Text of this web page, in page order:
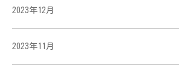
2023年12月
2023年11月